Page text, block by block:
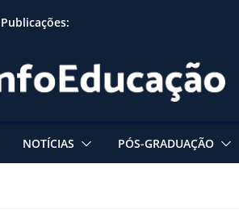
NOTÍCIAS PÓS-GRADUAÇÃO